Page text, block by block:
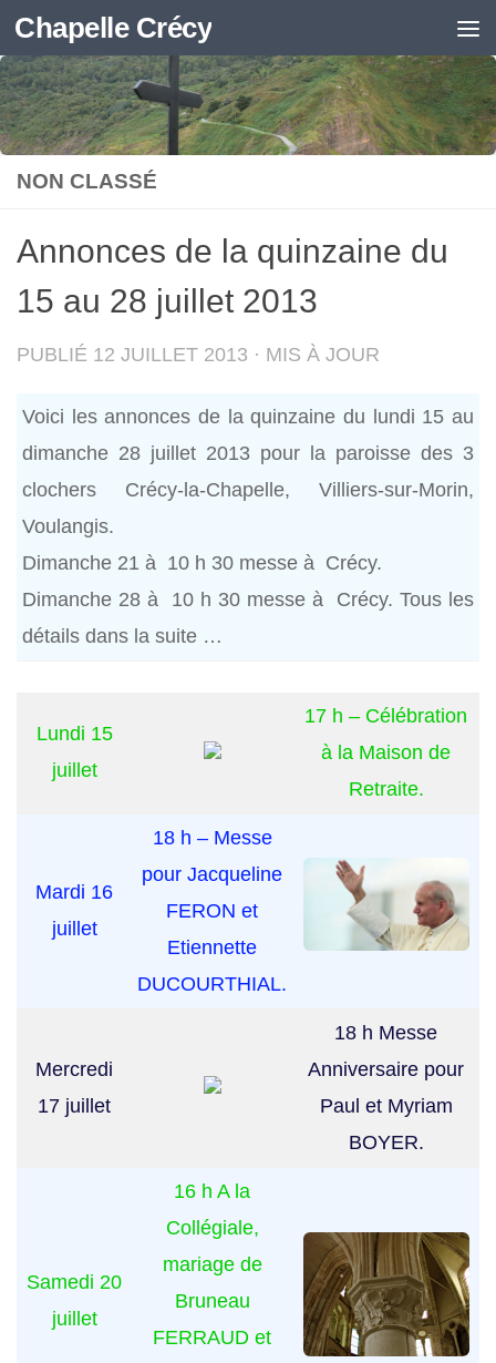
Skip to content
Chapelle Crécy
NON CLASSÉ
Annonces de la quinzaine du
15 au 28 juillet 2013
PUBLIÉ 12 JUILLET 2013 · MIS À JOUR
Voici les annonces de la quinzaine du lundi 15 au
dimanche 28 juillet 2013 pour la paroisse des 3
clochers Crécy-la-Chapelle, Villiers-sur-Morin,
Voulangis.
Dimanche 21 à 10 h 30 messe à Crécy.
Dimanche 28 à 10 h 30 messe à Crécy. Tous les
détails dans la suite …
Lundi 15
juillet
17 h – Célébration
à la Maison de
Retraite.
Mardi 16
juillet
18 h – Messe
pour Jacqueline
FERON et
Etiennette
DUCOURTHIAL.
Mercredi
17 juillet
18 h Messe
Anniversaire pour
Paul et Myriam
BOYER.
Samedi 20
juillet
16 h A la
Collégiale,
mariage de
Bruneau
FERRAUD et